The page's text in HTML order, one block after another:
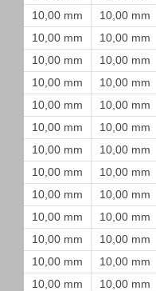
10,00 mm
10,00 mm
10,00 mm
10,00 mm
10,00 mm
10,00 mm
10,00 mm
10,00 mm
10,00 mm
10,00 mm
10,00 mm
10,00 mm
10,00 mm
10,00 mm
10,00 mm
10,00 mm
10,00 mm
10,00 mm
10,00 mm
10,00 mm
10,00 mm
10,00 mm
10,00 mm
10,00 mm
10,00 mm
10,00 mm